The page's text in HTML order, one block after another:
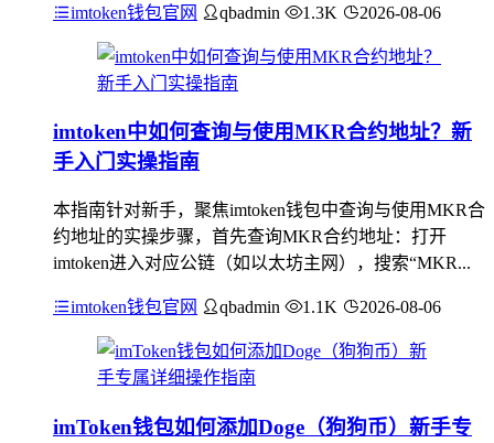
imtoken钱包官网 qbadmin 1.3K 2026-08-06
imtoken中如何查询与使用MKR合约地址？新
手入门实操指南
本指南针对新手，聚焦imtoken钱包中查询与使用MKR合
约地址的实操步骤，首先查询MKR合约地址：打开
imtoken进入对应公链（如以太坊主网），搜索“MKR...
imtoken钱包官网 qbadmin 1.1K 2026-08-06
imToken钱包如何添加Doge（狗狗币）新手专